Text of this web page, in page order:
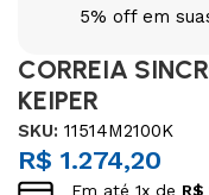
5% off em
CORREIA
KEIPER
SKU:11514M2100K
R$ 1.274,20
Em até1x de R$